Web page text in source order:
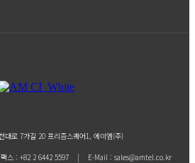
대로 7가길 20 프리즘스퀘어1, 에이엠(주)
스 : +82 2 6442 5597 | E-Mail : sales@amtel.co.kr